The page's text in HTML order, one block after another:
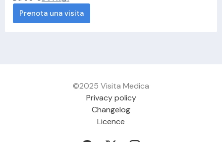
Prenota una visita
©2025 Visita Medica
Privacy policy
Changelog
Licence